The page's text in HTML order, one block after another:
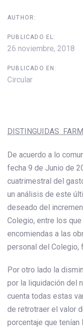
AUTHOR:
PUBLICADO EL:
26 noviembre, 2018
PUBLICADO EN:
Circular
DISTINGUIDAS
De acuerdo a lo
fecha 9 de Junio de
cuatrimestral del
un análisis de este
deseado del
Colegio, entre los
encomiendas a las
personal del Colegio,
Por otro lado la
por la liquidación del
cuenta todas estas
de retrotraer el valor
porcentaje que